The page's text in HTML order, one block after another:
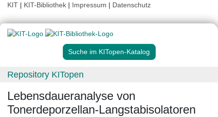
KIT | KIT-Bibliothek | Impressum | Datenschutz
Suche im KITopen-Katalog
Repository KITopen
Lebensdaueranalyse von
Tonerdeporzellan-Langstabisolatoren